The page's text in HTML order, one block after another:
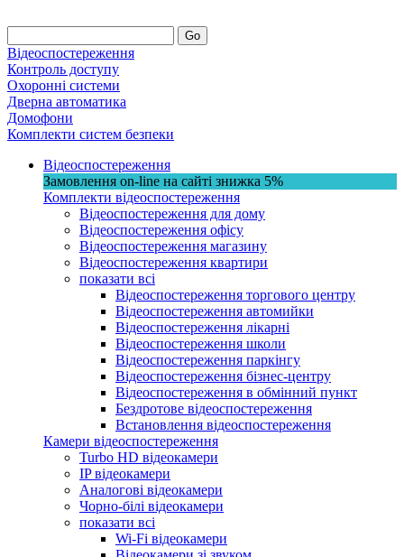
Go
Відеоспостереження
Контроль доступу
Охоронні системи
Дверна автоматика
Домофони
Комплекти систем безпеки
Відеоспостереження
Замовлення on-line на сайті знижка 5%
Комплекти відеоспостереження
Відеоспостереження для дому
Відеоспостереження офісу
Відеоспостереження магазину
Відеоспостереження квартири
показати всі
Відеоспостереження торгового центру
Відеоспостереження автомийки
Відеоспостереження лікарні
Відеоспостереження школи
Відеоспостереження паркінгу
Відеоспостереження бізнес-центру
Відеоспостереження в обмінний пункт
Бездротове відеоспостереження
Встановлення відеоспостереження
Камери відеоспостереження
Turbo HD відеокамери
IP відеокамери
Аналогові відеокамери
Чорно-білі відеокамери
показати всі
Wi-Fi відеокамери